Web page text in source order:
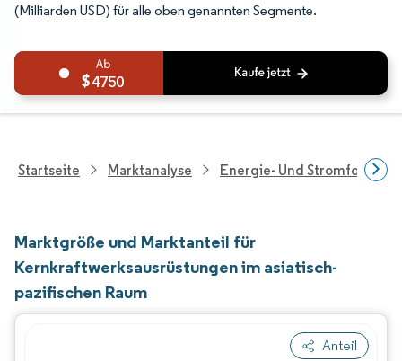
(Milliarden USD) für alle oben genannten Segmente.
4750
Startseite Marktanalyse Energie- Und
Marktgröße und Marktanteil für
Kernkraftwerksausrüstungen im asiatisch-
pazifischen Raum
Anteil